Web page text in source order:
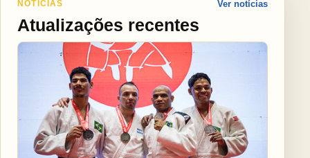
NOTÍCIAS
Atualizações recentes
Ver notícias